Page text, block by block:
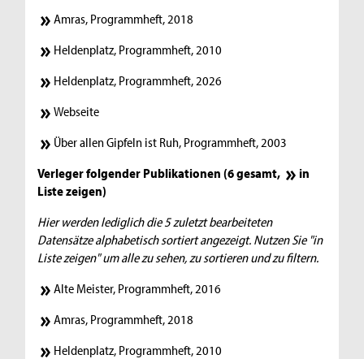
Amras, Programmheft, 2018
Heldenplatz, Programmheft, 2010
Heldenplatz, Programmheft, 2026
Webseite
Über allen Gipfeln ist Ruh, Programmheft, 2003
Verleger folgender Publikationen (6 gesamt,
in
Liste zeigen)
Hier werden lediglich die 5 zuletzt bearbeiteten
Datensätze alphabetisch sortiert angezeigt. Nutzen Sie "in
Liste zeigen" um alle zu sehen, zu sortieren und zu filtern.
Alte Meister, Programmheft, 2016
Amras, Programmheft, 2018
Heldenplatz, Programmheft, 2010